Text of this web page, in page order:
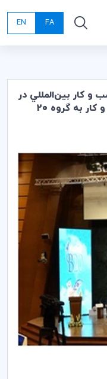
FA
EN
و كار بين‌المللي در
به گروه 20